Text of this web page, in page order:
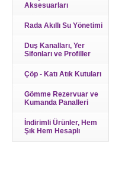
Aksesuarları
Rada Akıllı Su Yönetimi
Duş Kanalları, Yer
Sifonları ve Profiller
Çöp - Katı Atık Kutuları
Gömme Rezervuar ve
Kumanda Panalleri
İndirimli Ürünler, Hem
Şık Hem Hesaplı